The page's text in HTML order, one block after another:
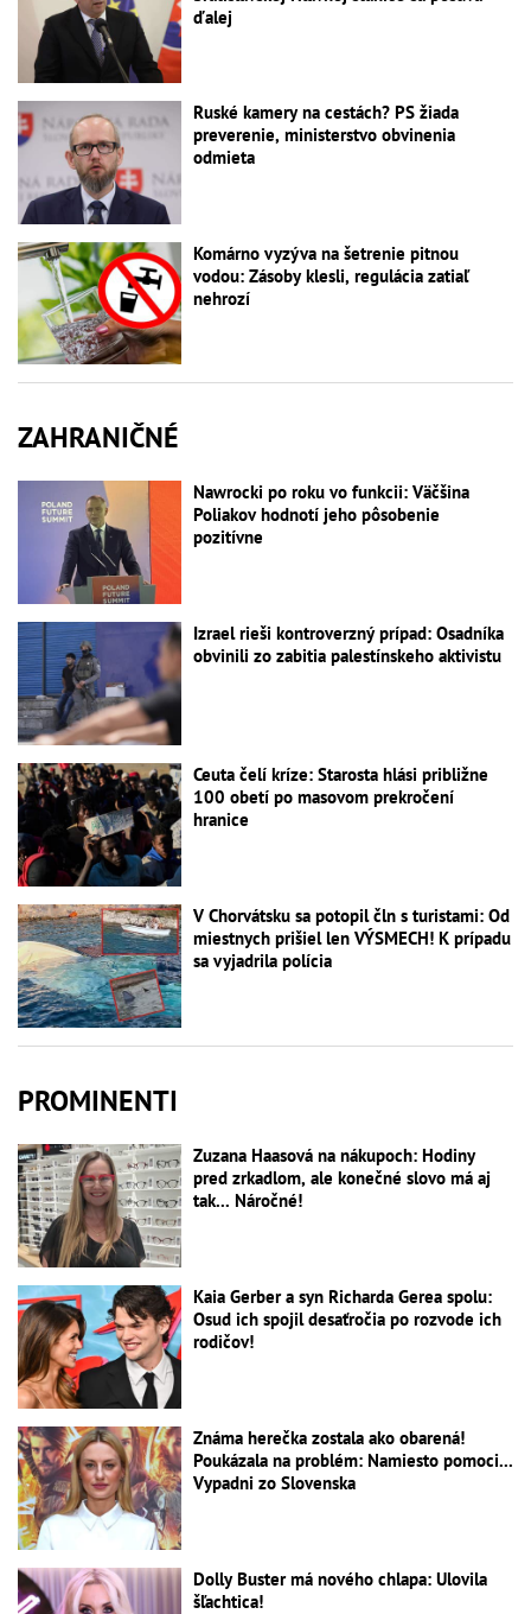
ďalej
Ruské kamery na cestách? PS žiada
preverenie, ministerstvo obvinenia
odmieta
Komárno vyzýva na šetrenie pitnou
vodou: Zásoby klesli, regulácia zatiaľ
nehrozí
ZAHRANIČNÉ
Nawrocki po roku vo funkcii: Väčšina
Poliakov hodnotí jeho pôsobenie
pozitívne
Izrael rieši kontroverzný prípad: Osadníka
obvinili zo zabitia palestínskeho aktivistu
Ceuta čelí kríze: Starosta hlási približne
100 obetí po masovom prekročení
hranice
V Chorvátsku sa potopil čln s turistami: Od
miestnych prišiel len VÝSMECH! K prípadu
sa vyjadrila polícia
PROMINENTI
Zuzana Haasová na nákupoch: Hodiny
pred zrkadlom, ale konečné slovo má aj
tak... Náročné!
Kaia Gerber a syn Richarda Gerea spolu:
Osud ich spojil desaťročia po rozvode ich
rodičov!
Známa herečka zostala ako obarená!
Poukázala na problém: Namiesto pomoci...
Vypadni zo Slovenska
Dolly Buster má nového chlapa: Ulovila
šľachtica!